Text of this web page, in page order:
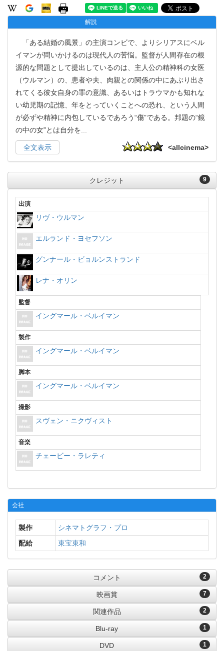
解説
「ある結婚の風景」の主演コンビで、よりシリアスにベル
イマンが問いかけるのは現代人の苦悩。監督が人間存在の根
源的な問題として提出しているのは、主人公の精神科の女医
（ウルマン）の、患者や夫、肉親との関係の中にあぶり出さ
れてくる彼女自身の罪の意識、あるいはトラウマかも知れな
い幼児期の記憶、年をとっていくことへの恐れ、という人間
が必ずや精神に内包しているであろう“傷”である。邦題の“鏡
の中の女”とは自分を
全文表示 <allcinema>
9
クレジット
出演
リヴ・ウルマン
エルランド・ヨセフソン
グンナール・ビョルンストランド
レナ・オリン
監督
イングマール・ベルイマン
製作
イングマール・ベルイマン
脚本
イングマール・ベルイマン
撮影
スヴェン・ニクヴィスト
音楽
チェービー・ラレティ
会社
製作
シネマトグラフ・プロ
配給
東宝東和
2
コメント
7
映画賞
2
関連作品
1
Blu-ray
1
DVD